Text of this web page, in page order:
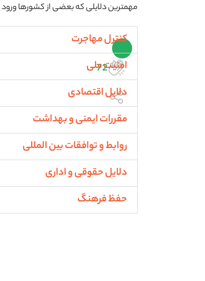
72
مهمترین دلایلی که بعضی از کشورها ورود
کنترل مهاجرت
امنیت ملی
دلایل اقتصادی
مقررات ایمنی و بهداشت
روابط و توافقات بین المللی
دلایل حقوقی و اداری
حفظ فرهنگ